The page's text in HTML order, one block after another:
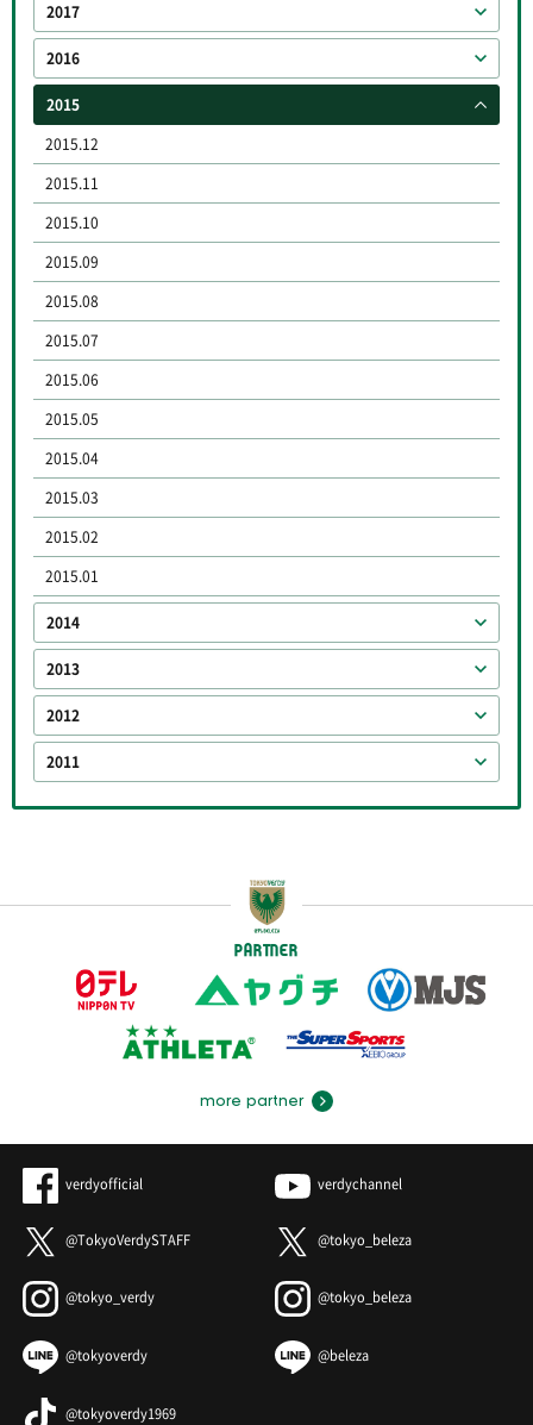
2017
2016
2015
2015.12
2015.11
2015.10
2015.09
2015.08
2015.07
2015.06
2015.05
2015.04
2015.03
2015.02
2015.01
2014
2013
2012
2011
PARTNER
more partner
verdyofficial verdychannel
@TokyoVerdySTAFF @tokyo_beleza
@tokyo_verdy @tokyo_beleza
@tokyoverdy @beleza
@tokyoverdy1969